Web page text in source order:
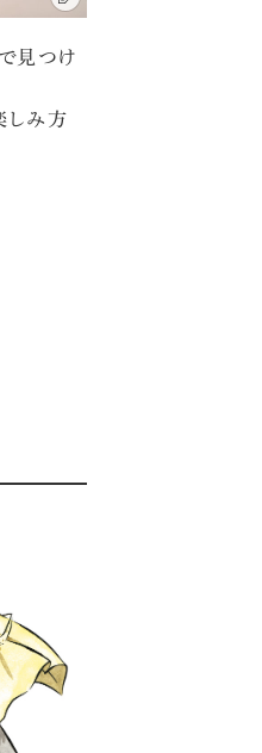
見つけ
しみ方